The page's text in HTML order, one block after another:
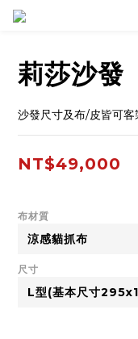
莉莎沙發
沙發尺寸及布/皮皆可客
NT$49,000
布材質
尺寸